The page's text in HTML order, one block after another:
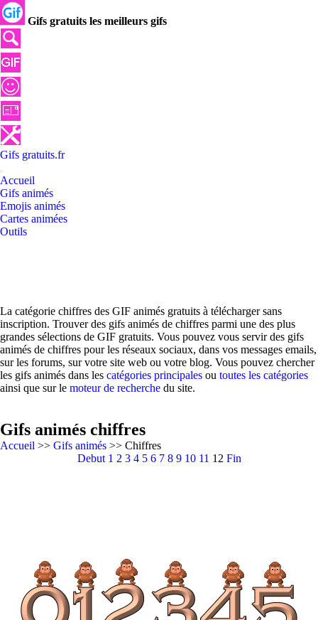
Gifs gratuits les meilleurs gifs
Gifs gratuits.fr
Accueil
Gifs animés
Emojis animés
Cartes animées
Outils
La catégorie chiffres des GIF animés gratuits à télécharger sans
inscription. Trouver des gifs animés de chiffres parmi une des plus
grandes sélections de GIF gratuits. Vous pouvez vous servir des gifs
animés de chiffres pour les réseaux sociaux, dans vos messages emails,
sur les forums, sur votre site web ou votre blog. Vous pouvez chercher
les gifs animés dans les catégories principales ou toutes les catégories
ainsi que sur le moteur de recherche du site.
Gifs animés chiffres
Accueil >> Gifs animés >> Chiffres
Debut 1 2 3 4 5 6 7 8 9 10 11 12 Fin